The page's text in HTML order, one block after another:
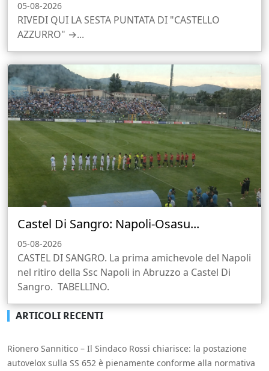
05-08-2026
RIVEDI QUI LA SESTA PUNTATA DI "CASTELLO
AZZURRO" →...
Castel Di Sangro: Napoli-Osasu...
05-08-2026
CASTEL DI SANGRO. La prima amichevole del Napoli
nel ritiro della Ssc Napoli in Abruzzo a Castel Di
Sangro. TABELLINO.
ARTICOLI RECENTI
Rionero Sannitico – Il Sindaco Rossi chiarisce: la postazione
autovelox sulla SS 652 è pienamente conforme alla normativa